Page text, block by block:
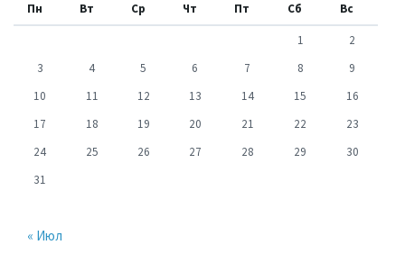
Пн Вт Ср Чт Пт Сб Вс
1
2
3
4 5 6 7 8
9
10
11 12 13 14 15
16
17
18 19 20 21 22
23
24
25 26 27 28 29
30
31
« Июл